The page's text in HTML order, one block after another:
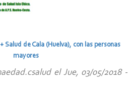
Salud de Cala (Huelva), con las personas
mayores
el Jue, 03/05/2018 -